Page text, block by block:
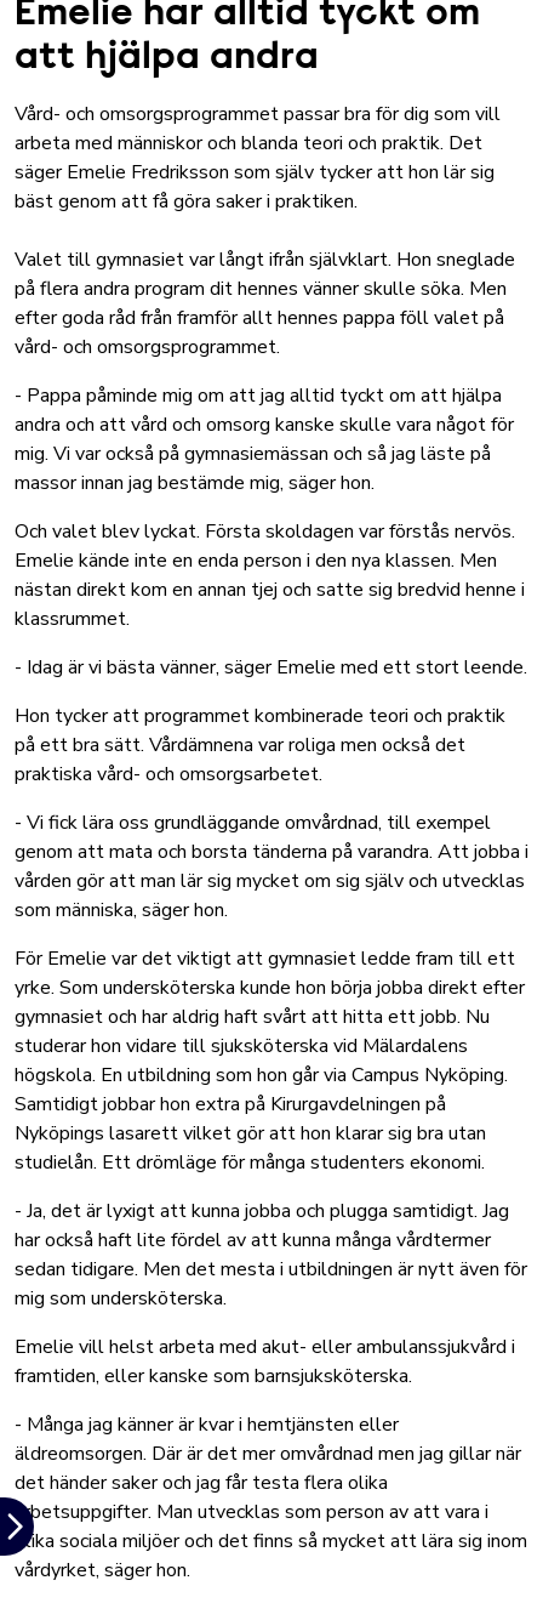
Emelie har alltid tyckt om
att hjälpa andra
Vård- och omsorgsprogrammet passar bra för dig som vill
arbeta med människor och blanda teori och praktik. Det
säger Emelie Fredriksson som själv tycker att hon lär sig
bäst genom att få göra saker i praktiken.
Valet till gymnasiet var långt ifrån självklart. Hon sneglade
på flera andra program dit hennes vänner skulle söka. Men
efter goda råd från framför allt hennes pappa föll valet på
vård- och omsorgsprogrammet.
- Pappa påminde mig om att jag alltid tyckt om att hjälpa
andra och att vård och omsorg kanske skulle vara något för
mig. Vi var också på gymnasiemässan och så jag läste på
massor innan jag bestämde mig, säger hon.
Och valet blev lyckat. Första skoldagen var förstås nervös.
Emelie kände inte en enda person i den nya klassen. Men
nästan direkt kom en annan tjej och satte sig bredvid henne i
klassrummet.
- Idag är vi bästa vänner, säger Emelie med ett stort leende.
Hon tycker att programmet kombinerade teori och praktik
på ett bra sätt. Vårdämnena var roliga men också det
praktiska vård- och omsorgsarbetet.
- Vi fick lära oss grundläggande omvårdnad, till exempel
genom att mata och borsta tänderna på varandra. Att jobba i
vården gör att man lär sig mycket om sig själv och utvecklas
som människa, säger hon.
För Emelie var det viktigt att gymnasiet ledde fram till ett
yrke. Som undersköterska kunde hon börja jobba direkt efter
gymnasiet och har aldrig haft svårt att hitta ett jobb. Nu
studerar hon vidare till sjuksköterska vid Mälardalens
högskola. En utbildning som hon går via Campus Nyköping.
Samtidigt jobbar hon extra på Kirurgavdelningen på
Nyköpings lasarett vilket gör att hon klarar sig bra utan
studielån. Ett drömläge för många studenters ekonomi.
- Ja, det är lyxigt att kunna jobba och plugga samtidigt. Jag
har också haft lite fördel av att kunna många vårdtermer
sedan tidigare. Men det mesta i utbildningen är nytt även för
mig som undersköterska.
Emelie vill helst arbeta med akut- eller ambulanssjukvård i
framtiden, eller kanske som barnsjuksköterska.
- Många jag känner är kvar i hemtjänsten eller
äldreomsorgen. Där är det mer omvårdnad men jag gillar när
det händer saker och jag får testa flera olika
arbetsuppgifter. Man utvecklas som person av att vara i
olika sociala miljöer och det finns så mycket att lära sig inom
vårdyrket, säger hon.